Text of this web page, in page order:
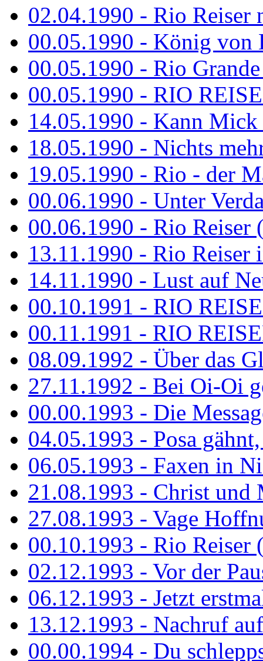
02.04.1990 - Rio
00.05.1990 - König von
00.05.1990 - Rio
00.05.1990 - RIO
14.05.1990 - Kann Mick
18.05.1990 - Nichts
19.05.1990 - Rio - der
00.06.1990 - Unter
00.06.1990 - Rio Reiser
13.11.1990 - Rio Reiser
14.11.1990 - Lust auf
00.10.1991 - RIO
00.11.1991 - RIO
08.09.1992 - Über das
27.11.1992 - Bei Oi-Oi
00.00.1993 - Die
04.05.1993 - Posa
06.05.1993 - Faxen in
21.08.1993 - Christ und
27.08.1993 - Vage
00.10.1993 - Rio Reiser
02.12.1993 - Vor der
06.12.1993 - Jetzt
13.12.1993 - Nachruf
00.00.1994 - Du